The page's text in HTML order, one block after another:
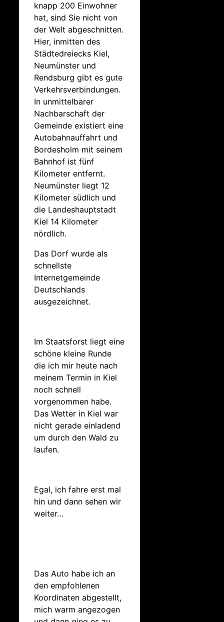
knapp 200 Einwohner
hat, sind Sie nicht von
der Welt abgeschnitten.
Hier, inmitten des
Städtedreiecks Kiel,
Neumünster und
Rendsburg gibt es gute
Verkehrsverbindungen.
In unmittelbarer
Nachbarschaft der
Gemeinde existiert eine
Autobahnauffahrt und
Bordesholm mit seinem
Bahnhof ist fünf
Kilometer entfernt.
Neumünster liegt 12
Kilometer südlich und
die Landeshauptstadt
Kiel 14 Kilometer
nördlich.
Das Dorf wurde als
schnellste
Internetgemeinde
Deutschlands
ausgezeichnet.
Im Staatsforst liegt eine
schöne kleine Runde
die ich mir heute nach
meinem Termin in Kiel
noch schnell
vorgenommen habe.
Das Wetter in Kiel war
nicht gerade einladend
um durch den Wald zu
laufen.
Egal, ich fahre erst mal
hin und dann sehen wir
weiter…
Das Auto habe ich an
den empfohlenen
Koordinaten abgestellt,
mich warm angezogen